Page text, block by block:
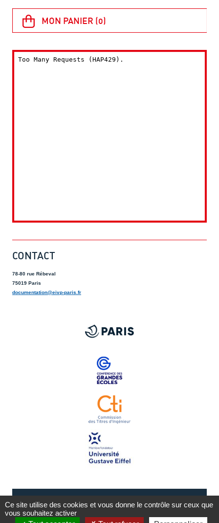
CONTACT
78-80 rue Rébeval
75019 Paris
documentation@eivp-paris.fr
Ce site utilise des cookies et vous donne le contrôle sur ceux que
vous souhaitez activer